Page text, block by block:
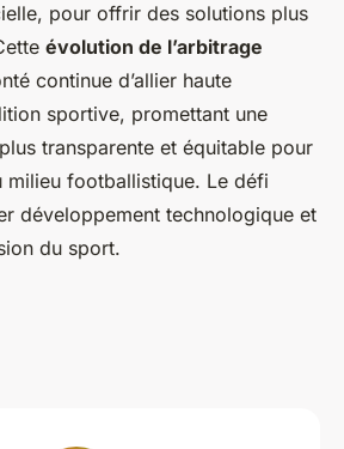
pour offrir des solutions plus
évolution de l’arbitrage
continue d’allier haute
sportive, promettant une
transparente et équitable pour
milieu footballistique. Le défi
développement technologique et
du sport.